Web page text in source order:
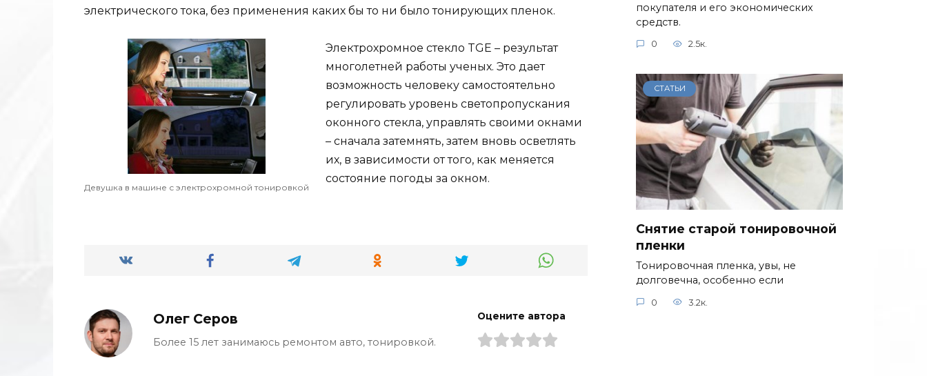
электрического тока, без применения каких бы то ни было тонирующих пленок.
Девушка в машине с электрохромной тонировкой
Электрохромное стекло TGE – результат
многолетней работы ученых. Это дает
возможность человеку самостоятельно
регулировать уровень светопропускания
оконного стекла, управлять своими окнами
– сначала затемнять, затем вновь осветлять
их, в зависимости от того, как меняется
состояние погоды за окном.
Олег Серов
Более 15 лет занимаюсь ремонтом авто, тонировкой.
Оцените автора
покупателя и его экономических
средств.
0 2.5к.
СТАТЬИ
Снятие старой тонировочной
пленки
Тонировочная пленка, увы, не
долговечна, особенно если
0 3.2к.